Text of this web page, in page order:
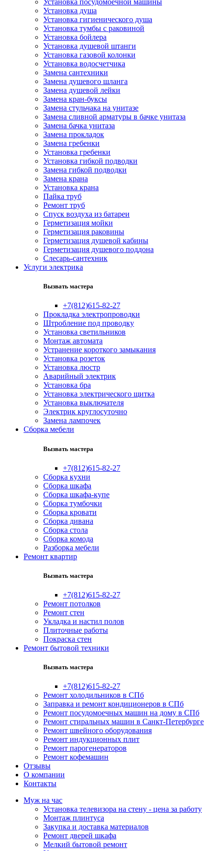
Установка посудомоечной машины
Установка душа
Установка гигиенического душа
Установка тумбы с раковиной
Установка бойлера
Установка душевой штанги
Установка газовой колонки
Установка водосчетчика
Замена сантехники
Замена душевого шланга
Замена душевой лейки
Замена кран-буксы
Замена cтульчака на унитазе
Замена сливной арматуры в бачке унитаза
Замена бачка унитаза
Замена прокладок
Замена гребенки
Установка гребенки
Установка гибкой подводки
Замена гибкой подводки
Замена крана
Установка крана
Пайка труб
Ремонт труб
Спуск воздуха из батареи
Герметизация мойки
Герметизация раковины
Герметизация душевой кабины
Герметизация душевого поддона
Слесарь-сантехник
Услуги электрика
Вызвать мастера
+7(812)615-82-27
Прокладка электропроводки
Штробление под проводку
Установка светильников
Монтаж автомата
Устранение короткого замыкания
Установка розеток
Установка люстр
Аварийный электрик
Установка бра
Установка электрического щитка
Установка выключателя
Электрик круглосуточно
Замена лампочек
Сборка мебели
Вызвать мастера
+7(812)615-82-27
Сборка кухни
Сборка шкафа
Сборка шкафа-купе
Сборка тумбочки
Сборка кровати
Сборка дивана
Сборка стола
Сборка комода
Разборка мебели
Ремонт квартир
Вызвать мастера
+7(812)615-82-27
Ремонт потолков
Ремонт стен
Укладка и настил полов
Плиточные работы
Покраска стен
Ремонт бытовой техники
Вызвать мастера
+7(812)615-82-27
Ремонт холодильников в СПб
Заправка и ремонт кондиционеров в СПб
Ремонт посудомоечных машин на дому в СПб
Ремонт стиральных машин в Санкт-Петербурге
Ремонт швейного оборудования
Ремонт индукционных плит
Ремонт парогенераторов
Ремонт кофемашин
Отзывы
О компании
Контакты
Муж на час
Установка телевизора на стену - цена за работу
Монтаж плинтуса
Закупка и доставка материалов
Ремонт дверей шкафа
Мелкий бытовой ремонт